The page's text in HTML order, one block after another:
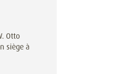
Otto
siège à